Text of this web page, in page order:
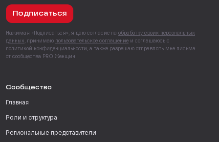
Подписаться
Нажимая «Подписаться», я даю согласие на обработку своих персональных
данных , принимаю пользовательское соглашение и соглашаюсь с
политикой конфиденциальности , а также разрешаю отправлять мне письма
от сообщества PRO Женщин.
Сообщество
Главная
Роли и структура
Региональные представители